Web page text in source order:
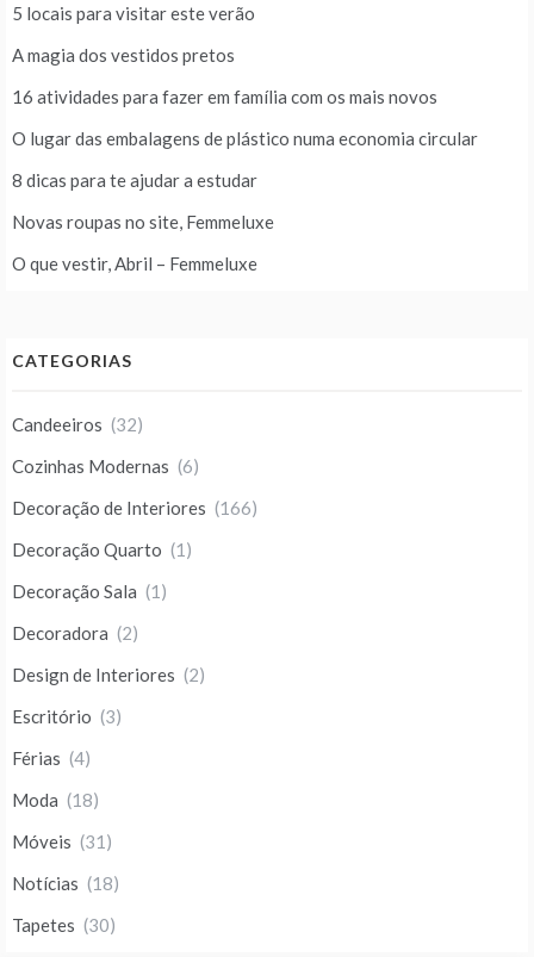
5 locais para visitar este verão
A magia dos vestidos pretos
16 atividades para fazer em família com os mais novos
O lugar das embalagens de plástico numa economia circular
8 dicas para te ajudar a estudar
Novas roupas no site, Femmeluxe
O que vestir, Abril – Femmeluxe
CATEGORIAS
Candeeiros (32)
Cozinhas Modernas (6)
Decoração de Interiores (166)
Decoração Quarto (1)
Decoração Sala (1)
Decoradora (2)
Design de Interiores (2)
Escritório (3)
Férias (4)
Moda (18)
Móveis (31)
Notícias (18)
Tapetes (30)